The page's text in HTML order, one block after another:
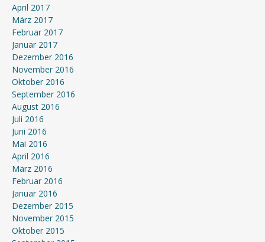
April 2017
März 2017
Februar 2017
Januar 2017
Dezember 2016
November 2016
Oktober 2016
September 2016
August 2016
Juli 2016
Juni 2016
Mai 2016
April 2016
März 2016
Februar 2016
Januar 2016
Dezember 2015
November 2015
Oktober 2015